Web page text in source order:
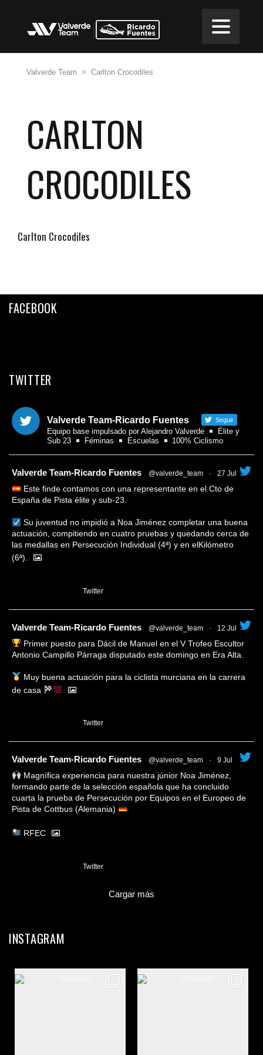
Valverde Team > Carlton Crocodiles
CARLTON
CROCODILES
Carlton Crocodiles
FACEBOOK
TWITTER
Valverde Team-Ricardo Fuentes Seguir
Equipo base impulsado por Alejandro Valverde
Élite y
Sub 23
Féminas Escuelas 100% Ciclismo
Valverde Team-Ricardo Fuentes @valverde_team · 27 Jul
Este finde contamos con una representante en el Cto de
España de Pista élite y sub-23.
Su juventud no impidió a Noa Jiménez completar una buena
actuación, compitiendo en cuatro pruebas y quedando cerca de
las medallas en Persecución Individual (4ª) y en elKilómetro
(6ª).
Twitter
Valverde Team-Ricardo Fuentes @valverde_team · 12 Jul
Primer puesto para Dácil de Manuel en el V Trofeo Escultor
Antonio Campillo Párraga disputado este domingo en Era Alta.
Muy buena actuación para la ciclista murciana en la carrera
de casa
Twitter
Valverde Team-Ricardo Fuentes @valverde_team · 9 Jul
Magnífica experiencia para nuestra júnior Noa Jiménez,
formando parte de la selección española que ha concluido
cuarta la prueba de Persecución por Equipos en el Europeo de
Pista de Cottbus (Alemania)
RFEC
Twitter
Cargar más
INSTAGRAM